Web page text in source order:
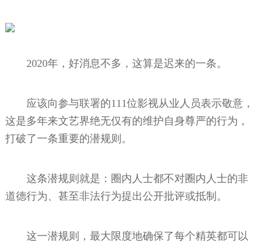
2020年，好消息不多，这算是迟来的一条。
应该向参与联署的111位影视从业人员表示敬意，
这是多年来文艺界绝无仅有的维护自身尊严的行为，
打破了一条重要的潜规则。
这条潜规则就是：圈内人士都不对圈内人士的非
道德行为、甚至非法行为提出公开批评或抵制。
这一潜规则，最大限度地确保了每个精英都可以